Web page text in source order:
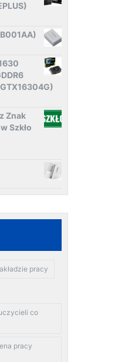
Znak
Szkło
pracy
co
pracy